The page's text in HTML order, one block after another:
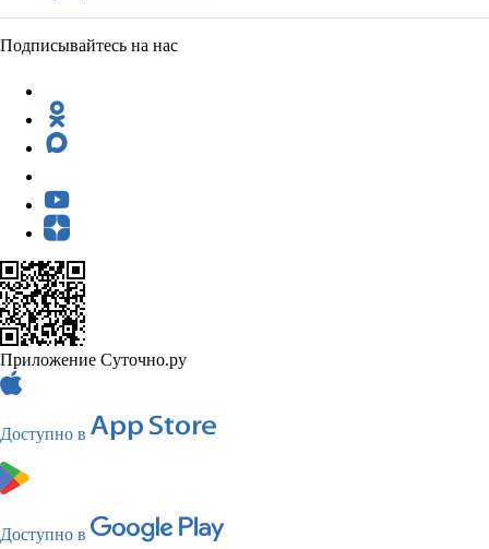
Подписывайтесь на нас
Приложение Суточно.ру
Доступно в
Доступно в